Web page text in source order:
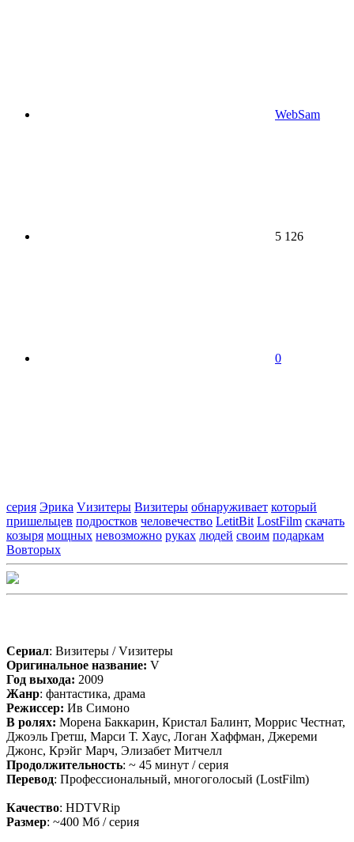
WebSam
5 126
0
серия Эрика Vизитеры Визитеры обнаруживает который
пришельцев подростков человечество LetitBit LostFilm скачать
козыря мощных невозможно руках людей своим подаркам
Вовторых
Сериал: Визитеры / Vизитеры
Оригинальное название: V
Год выхода: 2009
Жанр: фантастика, драма
Режиссер: Ив Симоно
В ролях: Морена Баккарин, Кристал Балинт, Моррис Честнат,
Джоэль Гретш, Марси Т. Хаус, Логан Хаффман, Джереми
Джонс, Крэйг Марч, Элизабет Митчелл
Продолжительность: ~ 45 минут / серия
Перевод: Профессиональный, многоголосый (LostFilm)
Качество: HDTVRip
Размер: ~400 Мб / серия